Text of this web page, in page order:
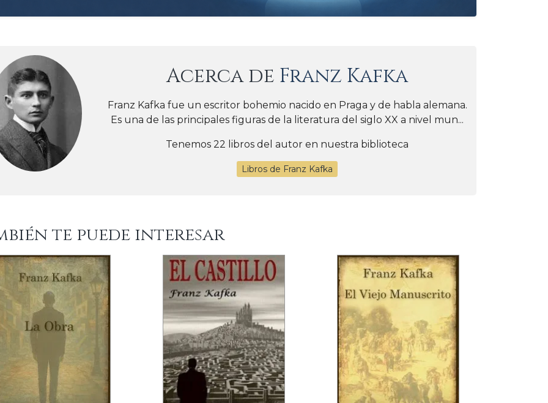
Acerca de Franz Kafka
Franz Kafka fue un escritor bohemio nacido en Praga y de habla alemana.
Es una de las principales figuras de la literatura del siglo XX a nivel mun...
Tenemos 22 libros del autor en nuestra biblioteca
Libros de Franz Kafka
te puede interesar